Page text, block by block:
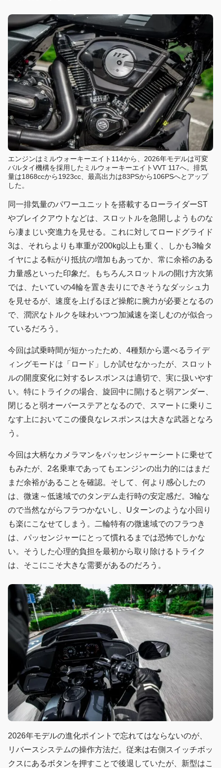
エンジンはミルウォーキーエイト114から、2026年モデルは可変
バルタイ機構を採用したミルウォーキーエイトVVT 117へ。排気
量は1868ccから1923cc、最高出力は83PSから106PSへとアップ
した。
同一排気量のパワーユニットを搭載するローライダーST
やブレイクアウトなどは、スロットルを急開しようものな
ら凄まじい突進力を見せる。これに対してロードグライド
3は、それらよりも車重が200kg以上も重く、しかも3輪タ
イヤによる転がり抵抗の増加もあってか、常に余裕のある
力量感といった印象だ。もちろんスロットルの開け方次第
では、たいていの4輪を置き去りにできそうなダッシュ力
を見せるが、速度を上げるほど操舵に腕力が必要となるの
で、潤沢なトルクを味わいつつ加減速を楽しむのが似合っ
ているだろう。
今回は試乗時間が短かったため、4種類から選べるライデ
ィングモードは「ロード」しか試せなかったが、スロット
ルの開度変化に対するレスポンスは適切で、実に扱いやす
い。特にトライクの場合、旋回中に開けると弱アンダー、
閉じると弱オーバーステアとなるので、スマートに乗りこ
なす上においてこの優良なレスポンスは大きな武器となろ
う。
今回は大柄なカメラマンをパッセンジャーシートに乗せて
もみたが、2名乗車であってもエンジンの出力的にはまだ
まだ余裕があることを確認。そして、何より感心したの
は、微速～低速域でのタンデム走行時の安定感だ。3輪な
ので当然ながらフラつかないし、Uターンのような小回り
も楽にこなせてしまう。二輪特有の微速域でのフラつき
は、パッセンジャーにとって慣れるまでは恐怖でしかな
い。そうした心理的負担を最初から取り除けるトライク
は、そこにこそ大きな需要があるのだろう。
2026年モデルの進化ポイントで忘れてはならないのが、
リバースシステムの操作方法だ。従来は右側スイッチボッ
クスにあるボタンを押すことで後退していたが、新型はこ